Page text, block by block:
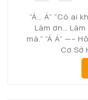
“Á… Á” “Có ai
Làm ơn…
mà.” “Á Á” —–
Cơ Sở